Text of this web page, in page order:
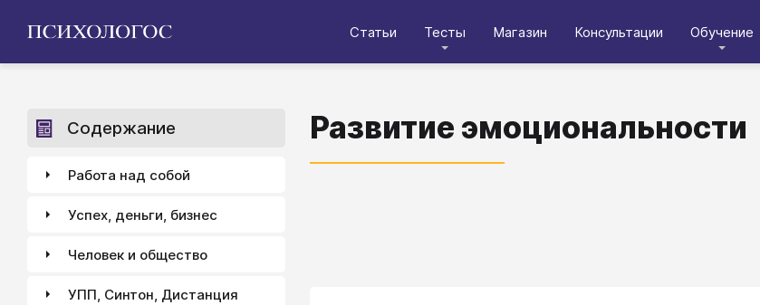
Статьи Тесты Магазин Консультации Обучение
Развитие эмоциональности
Содержание
Работа над собой
Успех, деньги, бизнес
Человек и общество
УПП, Синтон, Дистанция